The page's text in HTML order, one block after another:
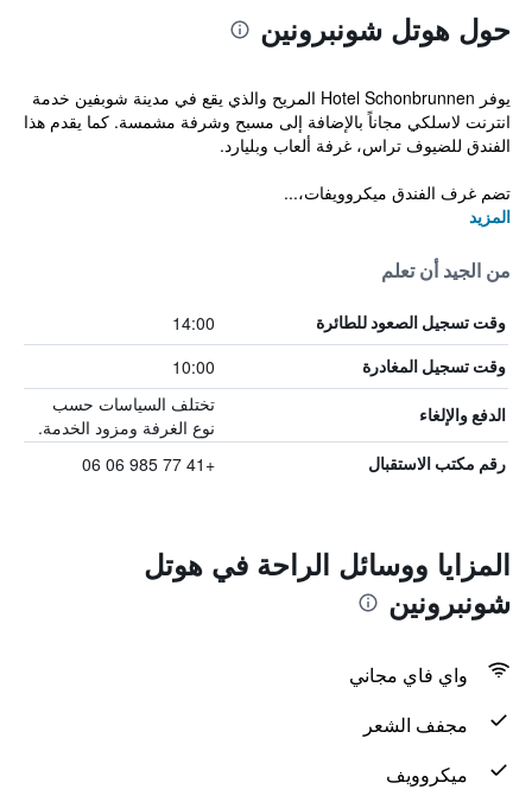
حول هوتل شونبرونين
يوفر Hotel Schonbrunnen المريح والذي يقع في مدينة شوبفين خدمة
انترنت لاسلكي مجاناً بالإضافة إلى مسبح وشرفة مشمسة. كما يقدم هذا
الفندق للضيوف تراس، غرفة ألعاب وبليارد.
تضم غرف الفندق ميكروويفات،...
المزيد
من الجيد أن تعلم
وقت تسجيل الصعود للطائرة 14:00
وقت تسجيل المغادرة 10:00
الدفع والإلغاء
تختلف السياسات حسب
نوع الغرفة ومزود الخدمة.
رقم مكتب الاستقبال +41 77 985 06 06
المزايا ووسائل الراحة في هوتل
شونبرونين
واي فاي مجاني
مجفف الشعر
ميكروويف